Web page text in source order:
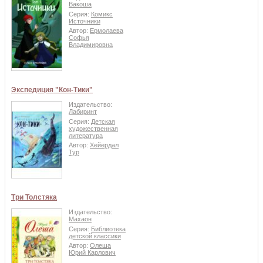
Вакоша
Серия: Комикс
Источники
Автор: Ермолаева
Софья
Владимировна
Экспедиция "Кон-Тики"
Издательство:
Лабиринт
Серия: Детская
художественная
литература
Автор: Хейердал
Тур
Три Толстяка
Издательство:
Махаон
Серия: Библиотека
детской классики
Автор: Олеша
Юрий Карлович